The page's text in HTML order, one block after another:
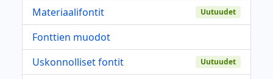
Materiaalifontit
Uutuudet
Fonttien muodot
Uskonnolliset fontit
Uutuudet